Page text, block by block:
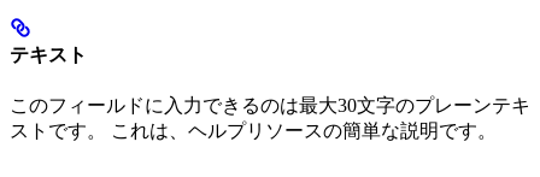
テキスト
このフィールドに入力できるのは最大30文字のプレーンテキ
ストです。 これは、ヘルプリソースの簡単な説明です。